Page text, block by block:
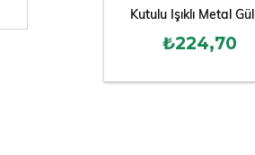
Kutulu Işıklı Metal Gül
₺224,70